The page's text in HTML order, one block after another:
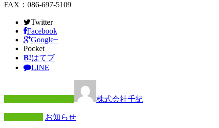
FAX：086-697-5109
Twitter
Facebook
Google+
Pocket
B!はてブ
LINE
株式会社千紀
お知らせ